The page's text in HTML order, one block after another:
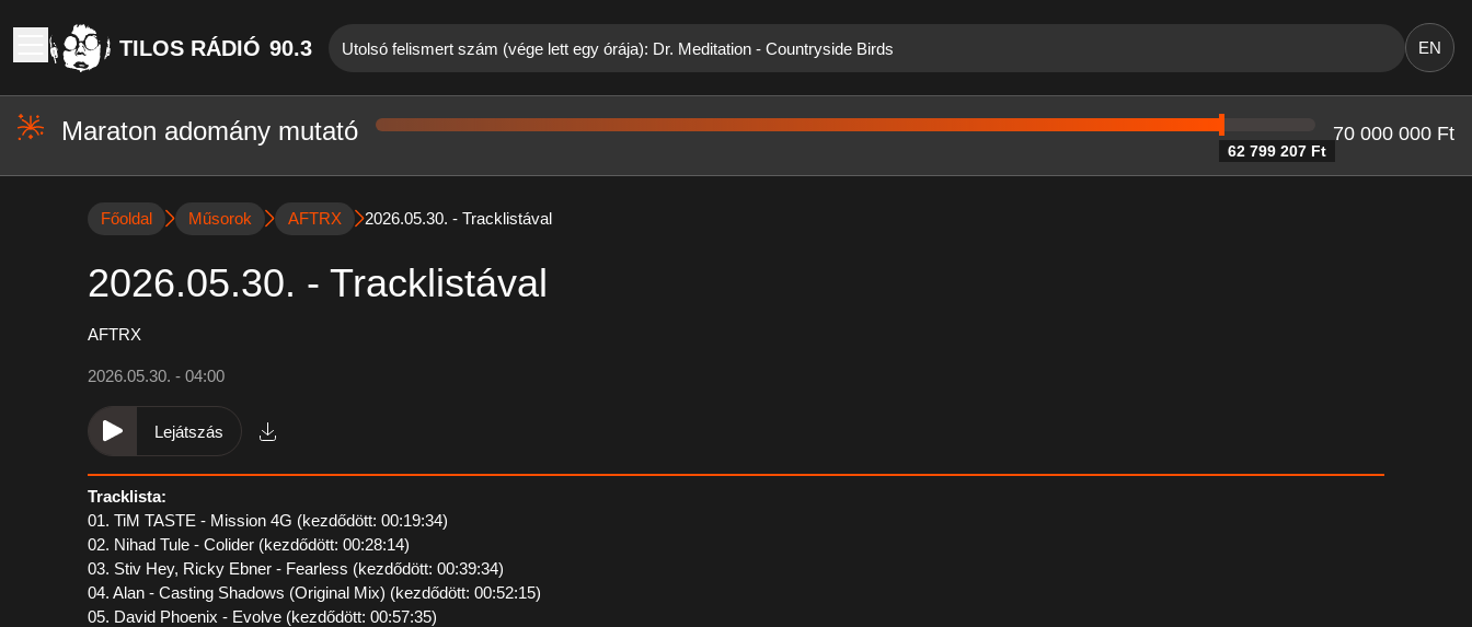
TILOS RÁDIÓ 90.3 Utolsó felismert szám (vége lett egy órája): Dr. Meditation - Countryside Birds EN
Maraton adomány mutató
62 799 207 Ft
70 000 000 Ft
Főoldal Műsorok AFTRX 2026.05.30. - Tracklistával
2026.05.30. - Tracklistával
AFTRX
2026.05.30. - 04:00
Lejátszás
Tracklista:
01. TiM TASTE - Mission 4G (kezdődött: 00:19:34)
02. Nihad Tule - Colider (kezdődött: 00:28:14)
03. Stiv Hey, Ricky Ebner - Fearless (kezdődött: 00:39:34)
04. Alan - Casting Shadows (Original Mix) (kezdődött: 00:52:15)
05. David Phoenix - Evolve (kezdődött: 00:57:35)